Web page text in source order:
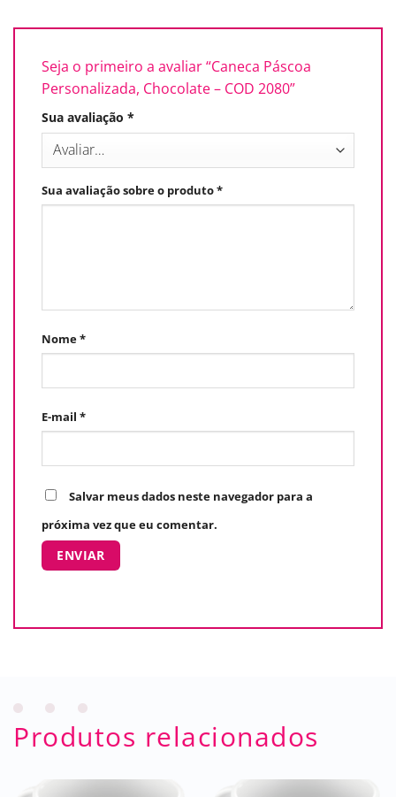
Seja o primeiro a avaliar “Caneca Páscoa
Personalizada, Chocolate – COD 2080”
Sua avaliação *
Sua avaliação sobre o produto*
Nome*
E-mail *
Salvar meus dados neste navegador para a
próxima vez que eu comentar.
Produtos relacionados